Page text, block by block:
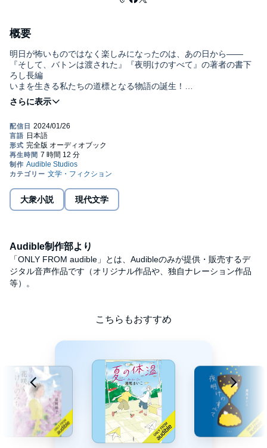
概要
明日が怖いものではなく楽しみになったのは、あの日から――
『そして、バトンは渡された』『夜明けのすべて』の著者の書下
ろし長編
いまを生きる私たちの道標となる物語の誕生！
「明日が怖いものではなく楽しみになったのは、あの日からだ
よ」
不自由で息苦しかった毎日。
家で過ごすことが最善だとされていたあの期間。
多くの人から当たり前にあるはずのものを奪っていったであろう
時代。
それでも、あの日々が連れてきてくれたもの、与えてくれたもの
大衆小説
現代文学
Audible制作部より
「ONLY FROM audible」とは、Audibleのみが提供・販売するデ
ジタル音声作品です（オリジナル作品や、独自ナレーション作品
等）。
こちらもおすすめ